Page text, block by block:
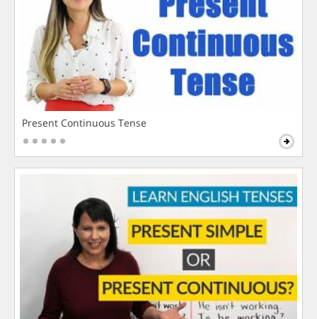
Present Continuous Tense